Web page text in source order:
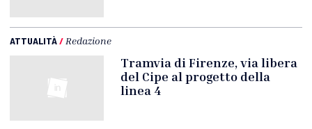
ATTUALITÀ/ Redazione
Tramvia di Firenze, via libera
del Cipe al progetto della
linea 4